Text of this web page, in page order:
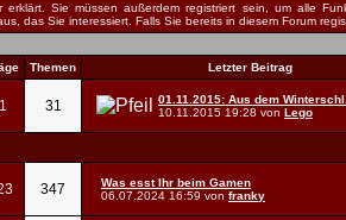
Sie müssen außerdem registriert sein, um alle
das Sie interessiert. Falls Sie bereits in diesem Forum
Themen Letzter Beitrag
31
01.11.2015: Aus dem
10.11.2015 19:28 von Lego
347
Was esst Ihr beim Gamen
06.07.2024 16:59 von franky